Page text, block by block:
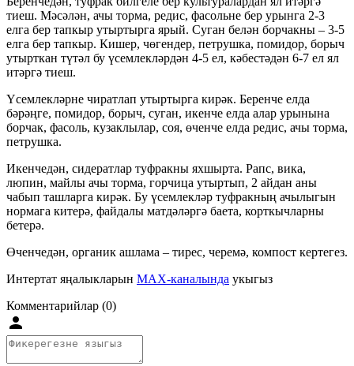
тиеш. Мәсәлән, ачы торма, редис, фасольне бер урынга 2-3
елга бер тапкыр утыртырга ярый. Суган белән борчакны – 3-5
елга бер тапкыр. Кишер, чөгендер, петрушка, помидор, борыч
утырткан түтәл бу үсемлекләрдән 4-5 ел, кәбестәдән 6-7 ел ял
итәргә тиеш.
Үсемлекләрне чиратлап утыртырга кирәк. Беренче елда
бәрәңге, помидор, борыч, суган, икенче елда алар урынына
борчак, фасоль, кузаклылар, соя, өченче елда редис, ачы торма,
петрушка.
Икенчедән, сидератлар туфракны яхшырта. Рапс, вика,
люпин, майлы ачы торма, горчица утыртып, 2 айдан аны
чабып ташларга кирәк. Бу үсемлекләр туфракның ачылыгын
нормага китерә, файдалы матдәләргә баета, корткычларны
бетерә.
Өченчедән, органик ашлама – тирес, черемә, компост кертегез.
Интертат яңалыкларын MAX-каналында укыгыз
Комментарийлар (0)